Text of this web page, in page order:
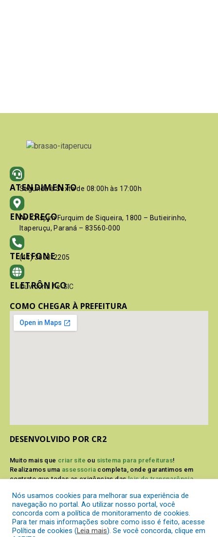
ATENDIMENTO
Segunda à Sexta de 08:00h às 17:00h
ENDEREÇO
Av. Crispim Furquim de Siqueira, 1800 – Butieirinho,
Itaperuçu, Paraná – 83560-000
TELEFONE
(41) 3603-2205
ELETRÔNICO
Ouvidoria / e-SIC
COMO CHEGAR À PREFEITURA
DESENVOLVIDO POR CR2
Muito mais que criar site ou sistema para prefeituras!
Realizamos uma assessoria completa, onde garantimos em
contrato que todas as exigências dasleis de transparência
Conheça oPNTPe oRadar da Transparência Pública
Nós usamos cookies para melhorar sua experiência de
navegação no portal. Ao utilizar nosso portal, você
concorda com a política de monitoramento de cookies.
Para ter mais informações sobre como isso é feito, acesse
Política de cookies (Leia mais). Se você concorda, clique em